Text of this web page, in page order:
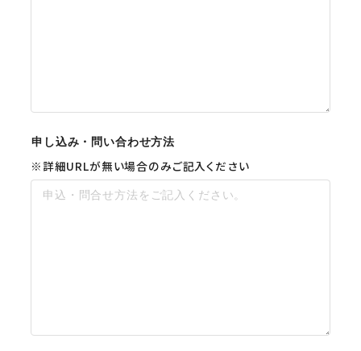
申し込み・問い合わせ方法
※詳細URLが無い場合のみご記入ください